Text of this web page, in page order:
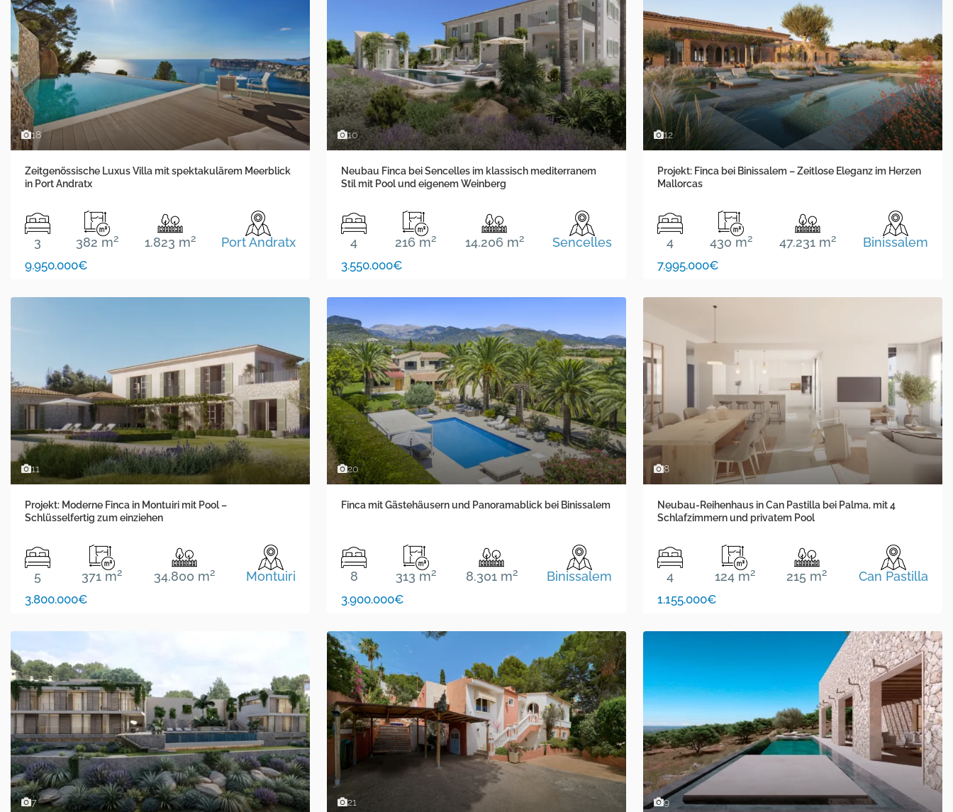
18
Zeitgenössische Luxus Villa mit spektakulärem Meerblick
in Port Andratx
3 382 m2 1.823 m2 Port Andratx
9.950.000€
10
Neubau Finca bei Sencelles im klassisch mediterranem
Stil mit Pool und eigenem Weinberg
4 216 m2 14.206 m2 Sencelles
3.550.000€
12
Projekt: Finca bei Binissalem – Zeitlose Eleganz im Herzen
Mallorcas
4 430 m2 47.231 m2 Binissalem
7.995.000€
11
Projekt: Moderne Finca in Montuiri mit Pool –
Schlüsselfertig zum einziehen
5 371 m2 34.800 m2 Montuiri
3.800.000€
20
Finca mit Gästehäusern und Panoramablick bei Binissalem
8 313 m2 8.301 m2 Binissalem
3.900.000€
8
Neubau-Reihenhaus in Can Pastilla bei Palma, mit 4
Schlafzimmern und privatem Pool
4 124 m2 215 m2 Can Pastilla
1.155.000€
7 21 9